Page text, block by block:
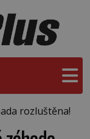
rozluštěna!